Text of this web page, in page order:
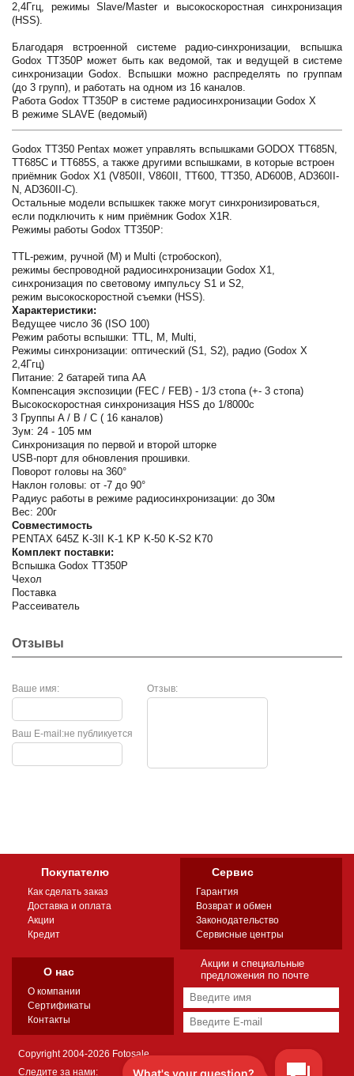
2,4Ггц, режимы Slave/Master и высокоскоростная синхронизация
(HSS).
Благодаря встроенной системе радио-синхронизации, вспышка
Godox TT350P может быть как ведомой, так и ведущей в системе
синхронизации Godox. Вспышки можно распределять по группам
(до 3 групп), и работать на одном из 16 каналов.
Работа Godox TT350P в системе радиосинхронизации Godox X
В режиме SLAVE (ведомый)
Godox TT350 Pentax может управлять вспышками GODOX TT685N,
TT685C и TT685S, а также другими вспышками, в которые встроен
приёмник Godox X1 (V850II, V860II, TT600, TT350, AD600B, AD360II-
N, AD360II-C).
Остальные модели вспышкек также могут синхронизироваться,
если подключить к ним приёмник Godox X1R.
Режимы работы Godox TT350P:
TTL-режим, ручной (M) и Multi (стробоскоп),
режимы беспроводной радиосинхронизации Godox X1,
синхронизация по световому импульсу S1 и S2,
режим высокоскоростной съемки (HSS).
Характеристики:
Ведущее число 36 (ISO 100)
Режим работы вспышки: TTL, M, Multi,
Режимы синхронизации: оптический (S1, S2), радио (Godox X
2,4Ггц)
Питание: 2 батарей типа AA
Компенсация экспозиции (FEC / FEB) - 1/3 стопа (+- 3 стопа)
Высокоскоростная синхронизация HSS до 1/8000с
3 Группы A / B / C ( 16 каналов)
Зум: 24 - 105 мм
Синхронизация по первой и второй шторке
USB-порт для обновления прошивки.
Поворот головы на 360°
Наклон головы: от -7 до 90°
Радиус работы в режиме радиосинхронизации: до 30м
Вес: 200г
Совместимость
PENTAX 645Z K-3II K-1 KP K-50 K-S2 K70
Комплект поставки:
Вспышка Godox TT350P
Чехол
Поставка
Рассеиватель
Отзывы
Ваше имя: Отзыв:
не публикуется
Ваш E-mail:
Покупателю
Как сделать заказ
Доставка и оплата
Акции
Кредит
Сервис
Гарантия
Возврат и обмен
Законодательство
Сервисные центры
О нас
О компании
Сертификаты
Контакты
Акции и специальные
предложения по почте
Copyright 2004-2026 Fotosale
Следите за нами: